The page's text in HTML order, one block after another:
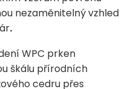
nezaměnitelný vzhled
.
WPC prken
škálu přírodních
cedru přes